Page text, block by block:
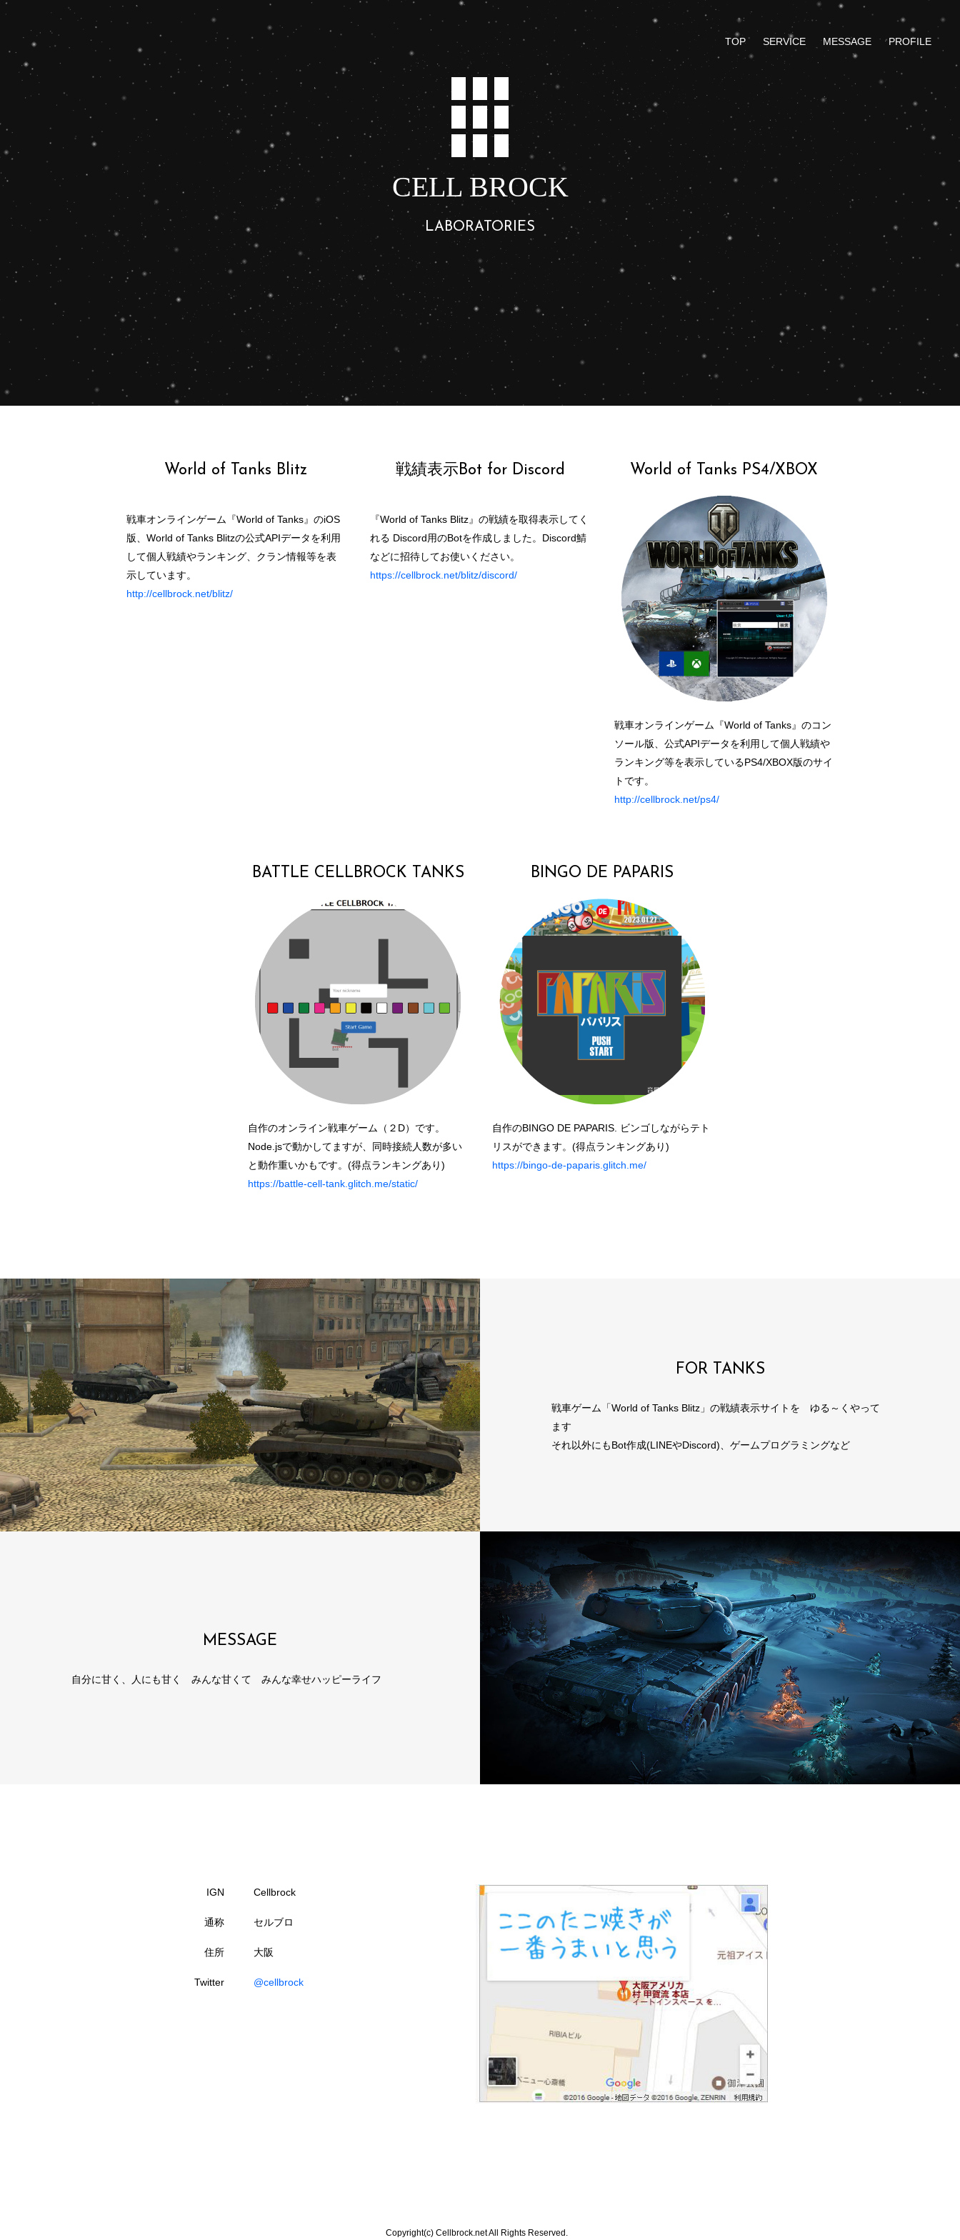
TOP SERVICE MESSAGE PROFILE
CELL BROCK
LABORATORIES
World of Tanks Blitz
戦車オンラインゲーム『World of Tanks』のiOS
版、World of Tanks Blitzの公式APIデータを利用
して個人戦績やランキング、クラン情報等を表
示しています。
http://cellbrock.net/blitz/
戦績表示Bot for Discord
『World of Tanks Blitz』の戦績を取得表示してく
れる Discord用のBotを作成しました。Discord鯖
などに招待してお使いください。
https://cellbrock.net/blitz/discord/
World of Tanks PS4/XBOX
戦車オンラインゲーム『World of Tanks』のコン
ソール版、公式APIデータを利用して個人戦績や
ランキング等を表示しているPS4/XBOX版のサイ
トです。
http://cellbrock.net/ps4/
BATTLE CELLBROCK TANKS
自作のオンライン戦車ゲーム（２D）です。
Node.jsで動かしてますが、同時接続人数が多い
と動作重いかもです。(得点ランキングあり)
https://battle-cell-tank.glitch.me/static/
BINGO DE PAPARIS
自作のBINGO DE PAPARIS. ビンゴしながらテト
リスができます。(得点ランキングあり)
https://bingo-de-paparis.glitch.me/
FOR TANKS
戦車ゲーム「World of Tanks Blitz」の戦績表示サイトを ゆる～くやって
ます
それ以外にもBot作成(LINEやDiscord)、ゲームプログラミングなど
MESSAGE
自分に甘く、人にも甘く みんな甘くて みんな幸せハッピーライフ
IGN Cellbrock
通称 セルブロ
住所 大阪
Twitter @cellbrock
Copyright(c) Cellbrock.net All Rights Reserved.